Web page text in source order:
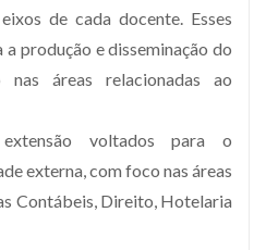
de cada docente. Esses
produção e disseminação do
nas áreas relacionadas ao
voltados para o
externa, com foco nas áreas
Contábeis, Direito, Hotelaria